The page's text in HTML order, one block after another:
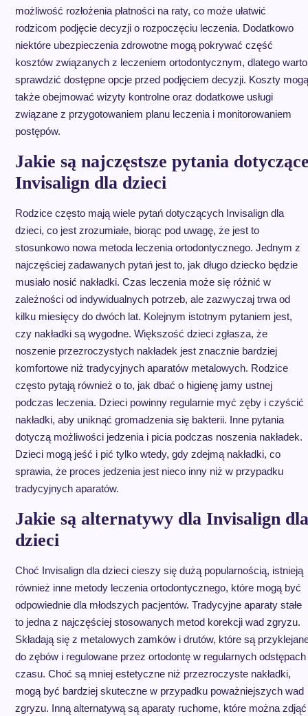
możliwość rozłożenia płatności na raty, co może ułatwić
rodzicom podjęcie decyzji o rozpoczęciu leczenia. Dodatkowo
niektóre ubezpieczenia zdrowotne mogą pokrywać część
kosztów związanych z leczeniem ortodontycznym, dlatego warto
sprawdzić dostępne opcje przed podjęciem decyzji. Koszty mogą
także obejmować wizyty kontrolne oraz dodatkowe usługi
związane z przygotowaniem planu leczenia i monitorowaniem
postępów.
Jakie są najczęstsze pytania
Invisalign dla dzieci
Rodzice często mają wiele pytań dotyczących Invisalign dla
dzieci, co jest zrozumiałe, biorąc pod uwagę, że jest to
stosunkowo nowa metoda leczenia ortodontycznego. Jednym z
najczęściej zadawanych pytań jest to, jak długo dziecko będzie
musiało nosić nakładki. Czas leczenia może się różnić w
zależności od indywidualnych potrzeb, ale zazwyczaj trwa od
kilku miesięcy do dwóch lat. Kolejnym istotnym pytaniem jest,
czy nakładki są wygodne. Większość dzieci zgłasza, że
noszenie przezroczystych nakładek jest znacznie bardziej
komfortowe niż tradycyjnych aparatów metalowych. Rodzice
często pytają również o to, jak dbać o higienę jamy ustnej
podczas leczenia. Dzieci powinny regularnie myć zęby i czyścić
nakładki, aby uniknąć gromadzenia się bakterii. Inne pytania
dotyczą możliwości jedzenia i picia podczas noszenia nakładek.
Dzieci mogą jeść i pić tylko wtedy, gdy zdejmą nakładki, co
sprawia, że proces jedzenia jest nieco inny niż w przypadku
tradycyjnych aparatów.
Jakie są alternatywy dla Invisalign dla
dzieci
Choć Invisalign dla dzieci cieszy się dużą popularnością, istnieją
również inne metody leczenia ortodontycznego, które mogą być
odpowiednie dla młodszych pacjentów. Tradycyjne aparaty stałe
to jedna z najczęściej stosowanych metod korekcji wad zgryzu.
Składają się z metalowych zamków i drutów, które są
do zębów i regulowane przez ortodontę w regularnych odstępach
czasu. Choć są mniej estetyczne niż przezroczyste nakładki,
mogą być bardziej skuteczne w przypadku poważniejszych wad
zgryzu. Inną alternatywą są aparaty ruchome, które można zdjąć